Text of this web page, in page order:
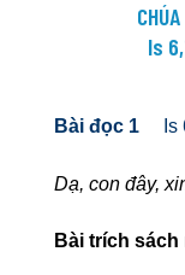
Is
Bài đọc 1 Is
Dạ, con đây,
Bài trích sách